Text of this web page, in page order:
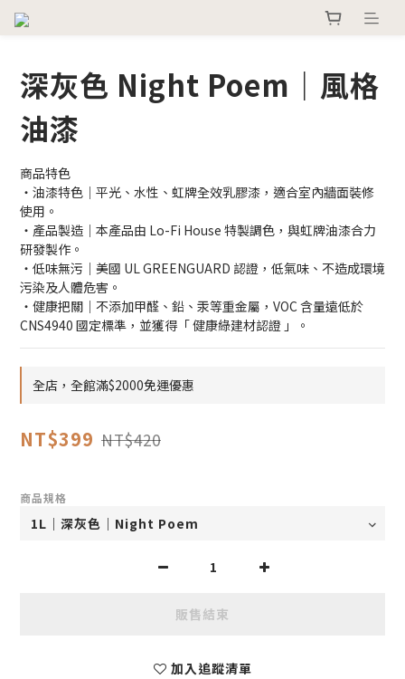
深灰色 Night Poem｜風格
油漆
商品特色
・油漆特色｜平光、水性、虹牌全效乳膠漆，適合室內牆面裝修
使用。
・產品製造｜本產品由 Lo-Fi House 特製調色，與虹牌油漆合力
研發製作。
・低味無污｜美國 UL GREENGUARD 認證，低氣味、不造成環境
污染及人體危害。
・健康把關｜不添加甲醛、鉛、汞等重金屬，VOC 含量遠低於
CNS4940 國定標準，並獲得「 健康綠建材認證 」。
全店，全館滿$2000免運優惠
NT$399 NT$420
商品規格
販售結束
加入追蹤清單